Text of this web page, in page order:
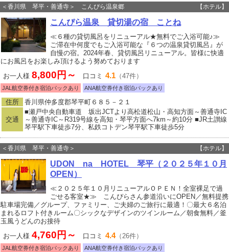
＜香川県 琴平・善通寺＞ こんぴら温泉郷 【ホテル】
こんぴら温泉 貸切湯の宿 ことね
≪６種の貸切風呂をリニューアル★無料でご入浴可能♪≫
ご滞在中何度でもご入浴可能な『６つの温泉貸切風呂』が
自慢の宿。2024年春、貸切風呂リニューアル。皆様に快適
にお風呂をお楽しみ頂けるよう努めております
お一人様 8,800円～ 口コミ 4.1 （47件）
JAL航空券付き宿泊パックあり ANA航空券付き宿泊パックあり
住所 香川県仲多度郡琴平町６８５－２１
交通
■瀬戸中央自動車道 坂出JCTより高松道松山・高知方面～善通寺IC
～善通寺IC～R319号線を高知・琴平方面へ7km～約10分 ■JR土讃線
琴平駅下車徒歩7分、私鉄コトデン琴平駅下車徒歩5分
＜香川県 琴平・善通寺＞ 【ホテル】
UDON na HOTEL 琴平（２０２５年１０月
OPEN）
≪２０２５年１０月リニューアルＯＰＥＮ！全室裸足で過
ごせる客室★≫ こんぴらさん参道沿いにOPEN／無料提携
駐車場完備／グループ、ファミリー、ご夫婦のご旅行に最適！〇最大６名泊
まれるロフト付きルーム〇シックなデザインのツインルーム／朝食無料／釜
玉風うどんのお接待
お一人様 4,760円～ 口コミ 4.4（26件）
JAL航空券付き宿泊パックあり ANA航空券付き宿泊パックあり